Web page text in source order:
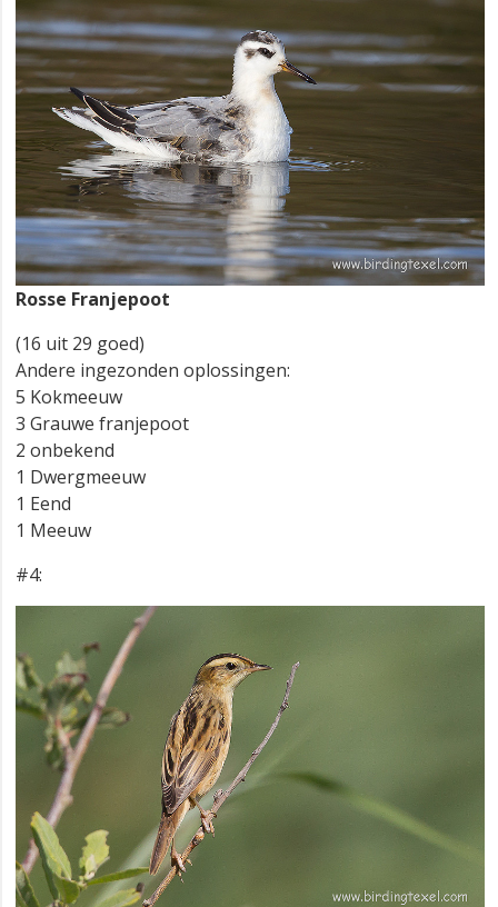
Rosse Franjepoot
(16 uit 29 goed)
Andere ingezonden oplossingen:
5 Kokmeeuw
3 Grauwe franjepoot
2 onbekend
1 Dwergmeeuw
1 Eend
1 Meeuw
#4: